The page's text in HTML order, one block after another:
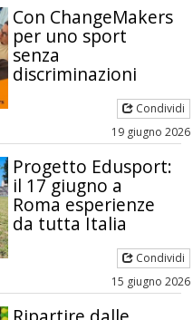
Con ChangeMakers
per uno sport
senza
discriminazioni
Condividi
19 giugno 2026
Progetto Edusport:
il 17 giugno a
Roma esperienze
da tutta Italia
Condividi
15 giugno 2026